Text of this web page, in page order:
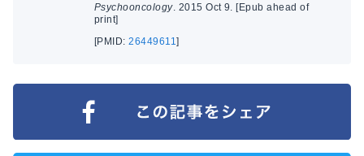
Psychooncology. 2015 Oct 9. [Epub ahead of
print]
[PMID:26449611]